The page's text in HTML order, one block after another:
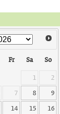
Fr Sa
So
1
2
7 8
9
14 15
16